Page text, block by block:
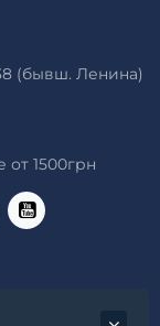
(бывш. Ленина)
от 1500грн